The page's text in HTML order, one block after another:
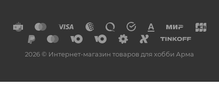
2026 © Интернет-магазин товаров для хобби Арма